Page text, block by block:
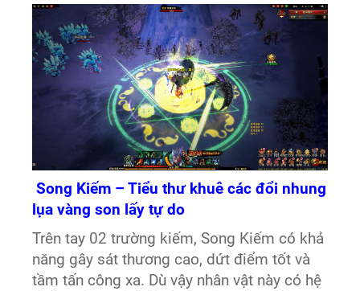
Song Kiếm – Tiểu thư khuê các đổi nhung
lụa vàng son lấy tự do
Trên tay 02 trường kiếm, Song Kiếm có khả
năng gây sát thương cao, dứt điểm tốt và
tầm tấn công xa. Dù vậy nhân vật này có hệ